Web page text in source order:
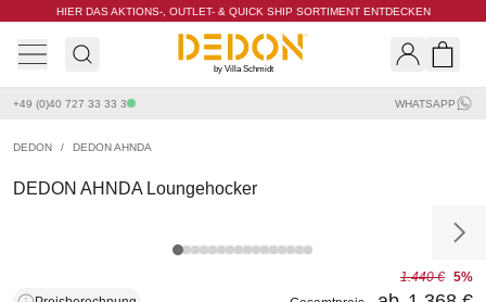
HIER DAS AKTIONS-, OUTLET- & QUICK SHIP SORTIMENT ENTDECKEN
by Villa Schmidt
+49 (0)40 727 33 33 3 WHATSAPP
DEDON / DEDON AHNDA
DEDON AHNDA Loungehocker
1.440 € 5%